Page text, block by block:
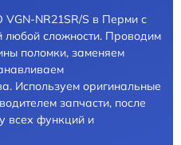
VGN-NR21SR/S в Перми с
любой сложности. Проводим
поломки, заменяем
Используем оригинальные
запчасти, после
всех функций и